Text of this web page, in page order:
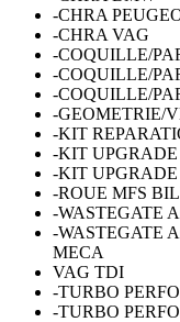
-CHRA
-CHRA VAG
-COQUILLE/
-COQUILLE/
-COQUILLE/
-GEOMETRIE/
-KIT
-KIT
-KIT
-ROUE MFS
-WASTEGATE
-WASTEGATE
MECA
VAG TDI
-TURBO
-TURBO